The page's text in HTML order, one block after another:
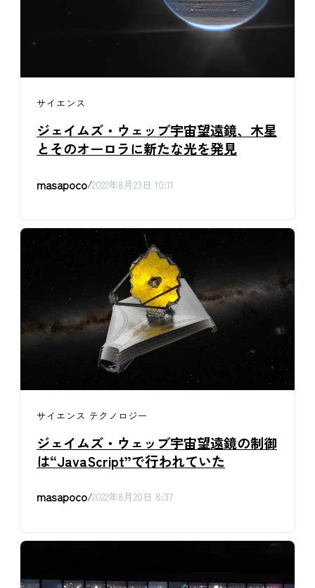
サイエンス
ジェイムズ・ウェッブ宇宙望遠鏡、木星
とそのオーロラに新たな光を発見
masapoco/2022年8月23日 10:11
サイエンス テクノロジー
ジェイムズ・ウェッブ宇宙望遠鏡の制御
は“JavaScript”で行われていた
masapoco/2022年8月20日 8:37